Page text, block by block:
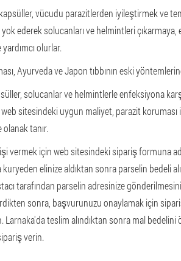
vücudu parazitlerden iyileştirmek ve
ederek solucanları ve helmintleri
olurlar.
Ayurveda ve Japon tıbbının eski
solucanlar ve helmintlerle enfeksiyona
sitesindeki uygun maliyet, parazit koruması
tanır.
vermek için web sitesindeki sipariş formuna
elinize aldıktan sonra parselin bedeli
tarafından parselin adresinize
sonra, başvurunuzu onaylamak için
teslim alındıktan sonra mal bedelini
verin.